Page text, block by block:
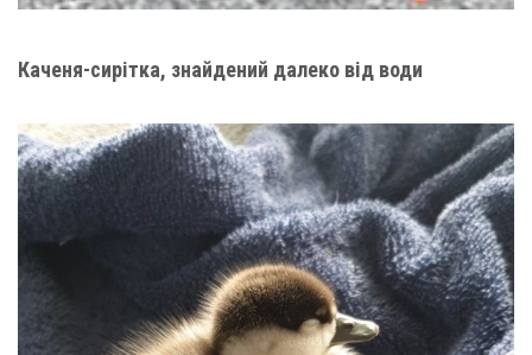
Каченя-сирітка, знайдений далеко від води